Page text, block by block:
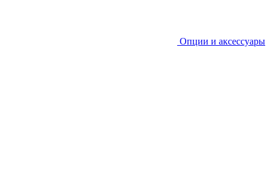
Опции и аксессуары